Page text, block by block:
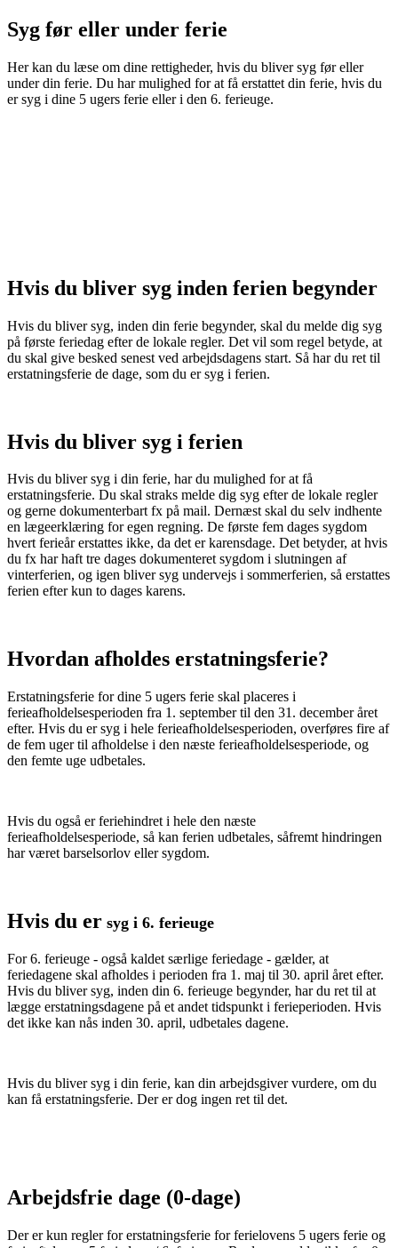
Syg før eller under ferie
Her kan du læse om dine rettigheder, hvis du bliver syg før eller
under din ferie. Du har mulighed for at få erstattet din ferie, hvis du
er syg i dine 5 ugers ferie eller i den 6. ferieuge.
Hvis du bliver syg inden ferien begynder
Hvis du bliver syg, inden din ferie begynder, skal du melde dig syg
på første feriedag efter de lokale regler. Det vil som regel betyde, at
du skal give besked senest ved arbejdsdagens start. Så har du ret til
erstatningsferie de dage, som du er syg i ferien.
Hvis du bliver syg i ferien
Hvis du bliver syg i din ferie, har du mulighed for at få
erstatningsferie. Du skal straks melde dig syg efter de lokale regler
og gerne dokumenterbart fx på mail. Dernæst skal du selv indhente
en lægeerklæring for egen regning. De første fem dages sygdom
hvert ferieår erstattes ikke, da det er karensdage. Det betyder, at hvis
du fx har haft tre dages dokumenteret sygdom i slutningen af
vinterferien, og igen bliver syg undervejs i sommerferien, så erstattes
ferien efter kun to dages karens.
Hvordan afholdes erstatningsferie?
Erstatningsferie for dine 5 ugers ferie skal placeres i
ferieafholdelsesperioden fra 1. september til den 31. december året
efter. Hvis du er syg i hele ferieafholdelsesperioden, overføres fire af
de fem uger til afholdelse i den næste ferieafholdelsesperiode, og
den femte uge udbetales.
Hvis du også er feriehindret i hele den næste
ferieafholdelsesperiode, så kan ferien udbetales, såfremt hindringen
har været barselsorlov eller sygdom.
Hvis du er syg i 6. ferieuge
For 6. ferieuge - også kaldet særlige feriedage - gælder, at
feriedagene skal afholdes i perioden fra 1. maj til 30. april året efter.
Hvis du bliver syg, inden din 6. ferieuge begynder, har du ret til at
lægge erstatningsdagene på et andet tidspunkt i ferieperioden. Hvis
det ikke kan nås inden 30. april, udbetales dagene.
Hvis du bliver syg i din ferie, kan din arbejdsgiver vurdere, om du
kan få erstatningsferie. Der er dog ingen ret til det.
Arbejdsfrie dage (0-dage)
Der er kun regler for erstatningsferie for ferielovens 5 ugers ferie og